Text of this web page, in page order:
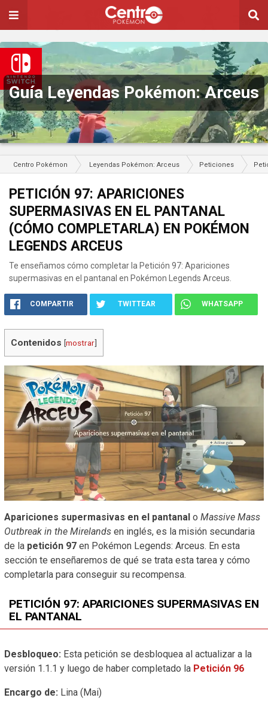
Guía Leyendas Pokémon: Arceus
Centro Pokémon Leyendas Pokémon: Arceus Peticiones
PETICIÓN 97: APARICIONES
SUPERMASIVAS EN EL PANTANAL
(CÓMO COMPLETARLA) EN POKÉMON
LEGENDS ARCEUS
Te enseñamos cómo completar la Petición 97: Apariciones
supermasivas en el pantanal en Pokémon Legends Arceus.
COMPARTIR TWITTEAR WHATSAPP
Contenidos [mostrar]
Apariciones supermasivas en el pantanal o Massive Mass
Outbreak in the Mirelands en inglés, es la misión secundaria
de la petición 97 en Pokémon Legends: Arceus. En esta
sección te enseñaremos de qué se trata esta tarea y cómo
completarla para conseguir su recompensa.
PETICIÓN 97: APARICIONES SUPERMASIVAS EN
EL PANTANAL
Desbloqueo: Esta petición se desbloquea al actualizar a la
versión 1.1.1 y luego de haber completado la Petición 96
Encargo de: Lina (Mai)